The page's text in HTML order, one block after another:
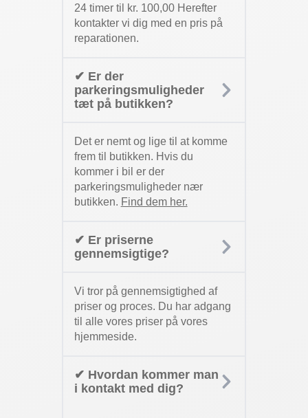
24 timer til kr. 100,00 Herefter
kontakter vi dig med en pris på
reparationen.
✔ Er der
parkeringsmuligheder
tæt på butikken?
Det er nemt og lige til at komme
frem til butikken. Hvis du
kommer i bil er der
parkeringsmuligheder nær
butikken. Find dem her.
✔ Er priserne
gennemsigtige?
Vi tror på gennemsigtighed af
priser og proces. Du har adgang
til alle vores priser på vores
hjemmeside.
✔ Hvordan kommer man
i kontakt med dig?